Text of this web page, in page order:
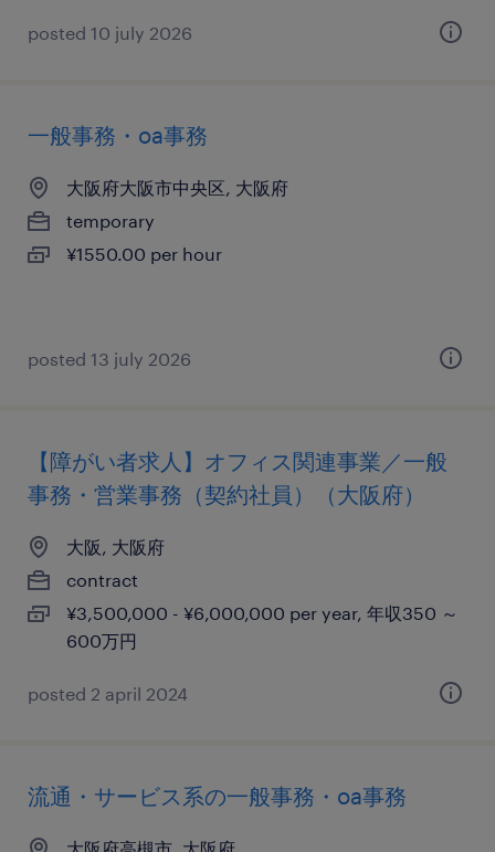
posted 10 july 2026
一般事務・oa事務
大阪府大阪市中央区, 大阪府
temporary
¥1550.00 per hour
posted 13 july 2026
【障がい者求人】オフィス関連事業／一般
事務・営業事務（契約社員）（大阪府）
大阪, 大阪府
contract
¥3,500,000 - ¥6,000,000 per year, 年収350 ～
600万円
posted 2 april 2024
流通・サービス系の一般事務・oa事務